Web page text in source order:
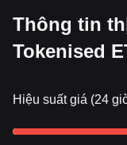
Thông tin
Tokenised
Hiệu suất giá (24